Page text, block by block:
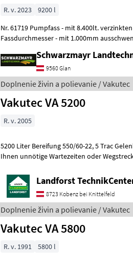
R. v. 2023
9200 l
Nr. 61719 Pumpfass - mit 8.400lt. verzinkten Behälter - mit 1.500mm
Fassdurchmesser - mit 1.000mm
Schwarzmayr
9560 Glan
Doplnenie živin a polievanie / Vakutec
Vakutec VA 5200
R. v. 2005
5200 Liter Bereifung 550/60-22, 5 Trac
Ihnen unnötige Wartezeiten oder Wegstrecken zu
Landforst
8723 Kobenz bei Knittelfeld
Doplnenie živin a polievanie / Vakutec
Vakutec VA 5800
R. v. 1991 5800 l